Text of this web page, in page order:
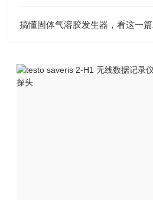
搞懂固体气溶胶发生器，看这一